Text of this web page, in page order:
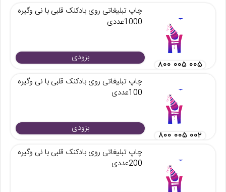
چاپ تبلیغاتی روی بادکنک قلبی با نی وگیره
1000عددی
بزودی
۸۰۰ ۰۰۵ ۰۰۵
چاپ تبلیغاتی روی بادکنک قلبی با نی وگیره
100عددی
بزودی
۸۰۰ ۰۰۵ ۰۰۲
چاپ تبلیغاتی روی بادکنک قلبی با نی وگیره
200عددی